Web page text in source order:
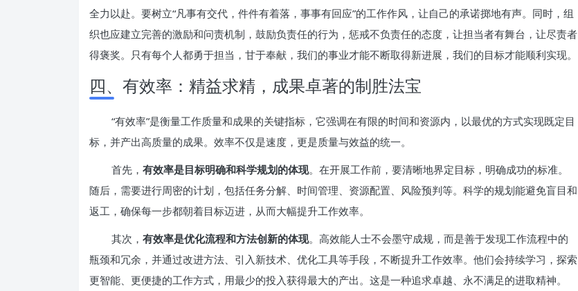
全力以赴。要树立“凡事有交代，件件有着落，事事有回应”的工作作风，让自己的承诺掷地有声。同时，组
织也应建立完善的激励和问责机制，鼓励负责任的行为，惩戒不负责任的态度，让担当者有舞台，让尽责者
得褒奖。只有每个人都勇于担当，甘于奉献，我们的事业才能不断取得新进展，我们的目标才能顺利实现。
四、有效率：精益求精，成果卓著的制胜法宝
“有效率”是衡量工作质量和成果的关键指标，它强调在有限的时间和资源内，以最优的方式实现既定目
标，并产出高质量的成果。效率不仅是速度，更是质量与效益的统一。
首先， 有效率是目标明确和科学规划的体现。在开展工作前，要清晰地界定目标，明确成功的标准。
随后，需要进行周密的计划，包括任务分解、时间管理、资源配置、风险预判等。科学的规划能避免盲目和
返工，确保每一步都朝着目标迈进，从而大幅提升工作效率。
其次， 有效率是优化流程和方法创新的体现。高效能人士不会墨守成规，而是善于发现工作流程中的
瓶颈和冗余，并通过改进方法、引入新技术、优化工具等手段，不断提升工作效率。他们会持续学习，探索
更智能、更便捷的工作方式，用最少的投入获得最大的产出。这是一种追求卓越、永不满足的进取精神。